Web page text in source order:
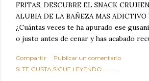
FRITAS, DESCUBRE EL SNACK
ALUBIA DE LA BAÑEZA MAS ADICTIVO
¿Cuántas veces te ha apurado ese
o justo antes de cenar y has acabado
típicas patatas de bolsa, frutos secos
ultraprocesados llenos de grasas
Todos hemos estado ahí. Sin embargo,
Compartir
Publicar un comentario
SI TE GUSTA SIGUE LEYENDO............